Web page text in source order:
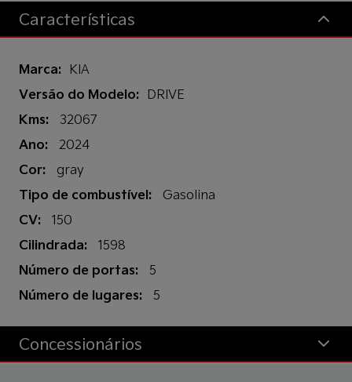
Características
Marca: KIA
Versão do Modelo: DRIVE
Kms: 32067
Ano: 2024
Cor: gray
Tipo de combustível: Gasolina
CV: 150
Cilindrada: 1598
Número de portas: 5
Número de lugares: 5
Concessionários